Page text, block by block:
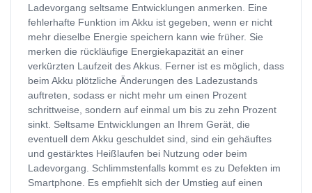
Ladevorgang seltsame Entwicklungen anmerken. Eine
fehlerhafte Funktion im Akku ist gegeben, wenn er nicht
mehr dieselbe Energie speichern kann wie früher. Sie
merken die rückläufige Energiekapazität an einer
verkürzten Laufzeit des Akkus. Ferner ist es möglich, dass
beim Akku plötzliche Änderungen des Ladezustands
auftreten, sodass er nicht mehr um einen Prozent
schrittweise, sondern auf einmal um bis zu zehn Prozent
sinkt. Seltsame Entwicklungen an Ihrem Gerät, die
eventuell dem Akku geschuldet sind, sind ein gehäuftes
und gestärktes Heißlaufen bei Nutzung oder beim
Ladevorgang. Schlimmstenfalls kommt es zu Defekten im
Smartphone. Es empfiehlt sich der Umstieg auf einen